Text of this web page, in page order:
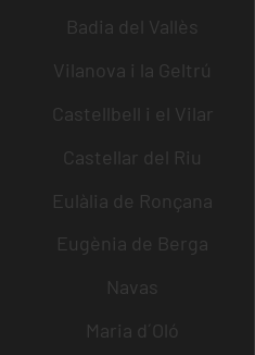
Badia del Vallès
Vilanova i la Geltrú
Castellbell i el Vilar
Castellar del Riu
Eulàlia de Ronçana
Eugènia de Berga
Navas
Maria d´Oló